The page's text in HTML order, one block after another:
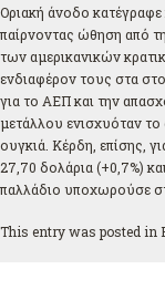
Οριακή άνοδο κατέγραφε
παίρνοντας ώθηση από
των αμερικανικών
ενδιαφέρον τους στα
για το ΑΕΠ και την
μετάλλου ενισχυόταν το
ουγκιά. Κέρδη, επίσης,
27,70 δολάρια (+0,7%)
παλλάδιο υποχωρούσε
This entry was posted in